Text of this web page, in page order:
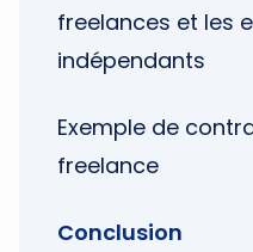
freelances et les
indépendants
Exemple de
freelance
Conclusion